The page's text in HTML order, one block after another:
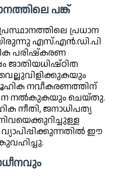
പങ്ക്
പ്രധാന
എസ്.എൻ.ഡി.പി
പരിഷ്കരണ
ജാതിയധിഷ്ഠിത
നവീകരണത്തിന്
നൽകുകയും ചെയ്തു.
നീതി, ജനാധിപത്യ
ഈ